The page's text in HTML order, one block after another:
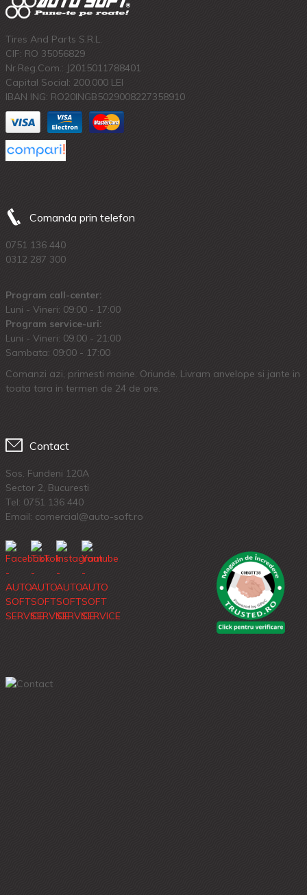
Tires And Parts S.R.L.
CIF: RO 35056829
Nr.Reg.Com.: J2015011788401
Capital Social: 200.000 LEI
IBAN ING: RO20INGB5029008227358910
Comanda prin telefon
0751 136 440
0312 287 300
Program call-center:
Luni - Vineri: 09:00 - 17:00
Program service-uri:
Luni - Vineri: 09.00 - 21:00
Sambata: 09:00 - 17:00
Comanzi azi, primesti maine. Oriunde. Livram anvelope si jante in
toata tara in termen de 24 de ore.
Contact
Sos. Fundeni 120A
Sector 2, Bucuresti
Tel: 0751 136 440
Email: comercial@auto-soft.ro